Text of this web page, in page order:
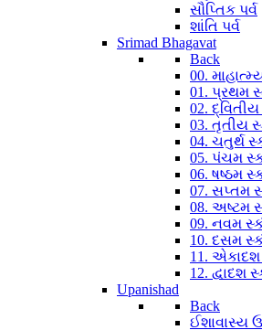
સૌપ્તિક પર્વ
શાંતિ પર્વ
Srimad Bhagavat
Back
00.
01. પ્રથમ
02.
03. તૃતીય
04. ચતુર્થ
05. પંચમ
06. ષષ્ઠમ
07. સપ્તમ
08. અષ્ટમ
09. નવમ
10. દસમ
11.
12. દ્વાદશ
Upanishad
Back
ઈશાવાસ્ય